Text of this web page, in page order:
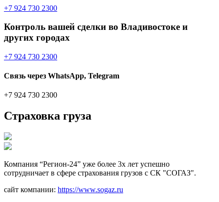
+7 924 730 2300
Контроль вашей сделки во Владивостоке и
других городах
+7 924 730 2300
Связь через WhatsApp, Telegram
+7 924 730 2300
Страховка груза
Компания “Регион-24” уже более 3х лет успешно
сотрудничает в сфере страхования грузов с СК "СОГАЗ".
сайт компании: https://www.sogaz.ru